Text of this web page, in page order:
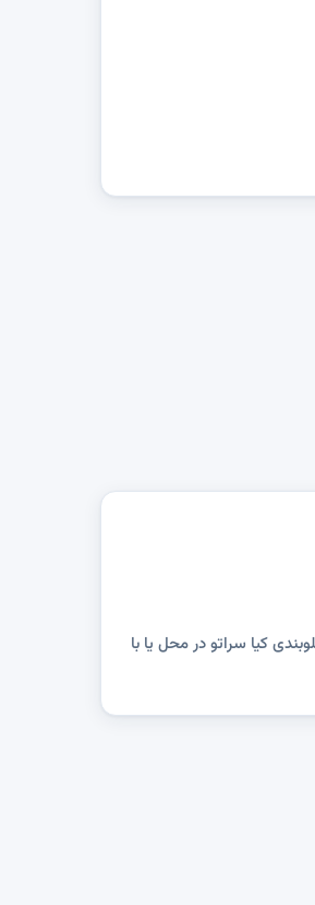
کیا سراتو در محل یا با